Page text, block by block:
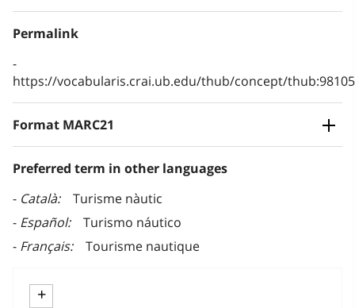
Permalink
https://vocabularis.crai.ub.edu/thub/concept/
Format MARC21
Preferred term in other languages
Català
Turisme nàutic
Español
Turismo náutico
Français
Tourisme nautique
+